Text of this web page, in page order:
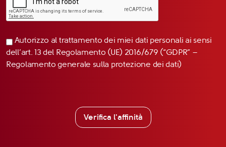
Autorizzo al trattamento dei miei dati personali ai sensi
dell’art. 13 del Regolamento (UE) 2016/679 (“GDPR” –
Regolamento generale sulla protezione dei dati)
Verifica l'affinità